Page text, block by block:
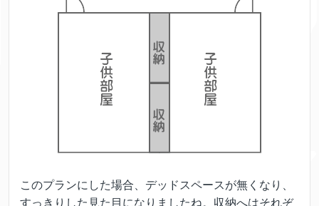
このプランにした場合、デッドスペースが無くなり、
すっきりした見た目になりましたね。収納へはそれぞ